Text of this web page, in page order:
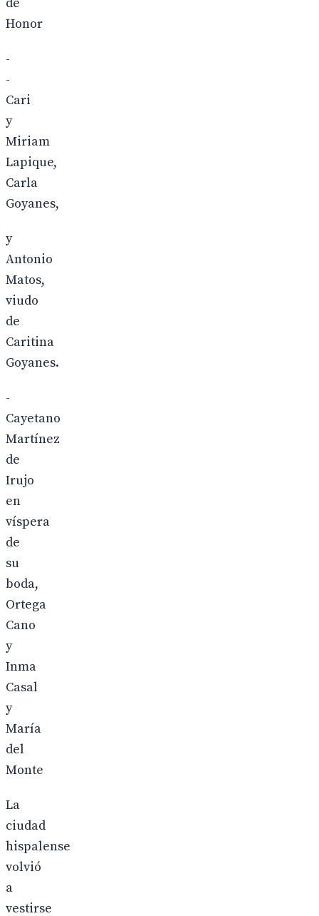
Honor
-
-
Cari
y
Miriam
Lapique,
Carla
Goyanes,
y
Antonio
Matos,
viudo
de
Caritina
Goyanes.
-
Cayetano
Martínez
de
Irujo
en
víspera
de
su
boda,
Ortega
Cano
y
Inma
Casal
y
María
del
Monte
La
ciudad
hispalense
volvió
a
vestirse